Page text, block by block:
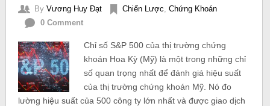
By Vương Huy Đạt Chiến Lược Chứng Khoán
0 Comment
Chỉ số S&P 500 của thị trường chứng
khoán Hoa Kỳ (Mỹ) là một trong những chỉ
số quan trọng nhất để đánh giá hiệu suất
của thị trường chứng khoán Mỹ. Nó đo
lường hiệu suất của 500 công ty lớn nhất và được giao dịch